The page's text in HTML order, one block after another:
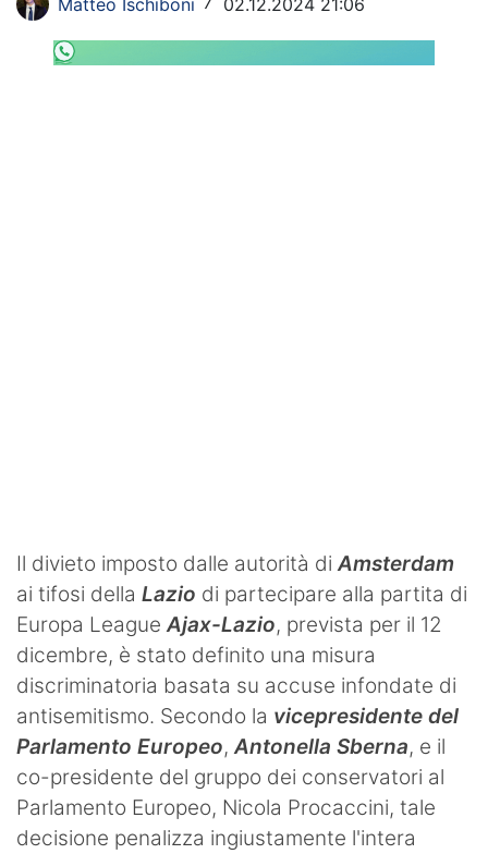
SHOP LAZIO
Contatti
/
Il divieto imposto dalle autorità diAmsterdam
ai tifosi della Lazio di partecipare alla partita di
Europa LeagueAjax-Lazio, prevista per il 12
dicembre, è stato definito una misura
discriminatoria basata su accuse infondate di
antisemitismo. Secondo la vicepresidente del
Parlamento Europeo,Antonella Sberna, e il
co-presidente del gruppo dei conservatori al
Parlamento Europeo, Nicola Procaccini, tale
decisione penalizza ingiustamente l'intera